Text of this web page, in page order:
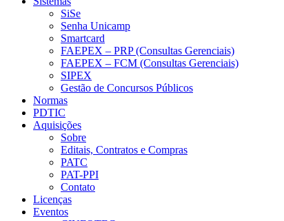
SiSe
Senha Unicamp
Smartcard
FAEPEX – PRP (Consultas Gerenciais)
FAEPEX – FCM (Consultas Gerenciais)
SIPEX
Gestão de Concursos Públicos
Normas
PDTIC
Aquisições
Sobre
Editais, Contratos e Compras
PATC
PAT-PPI
Contato
Licenças
Eventos